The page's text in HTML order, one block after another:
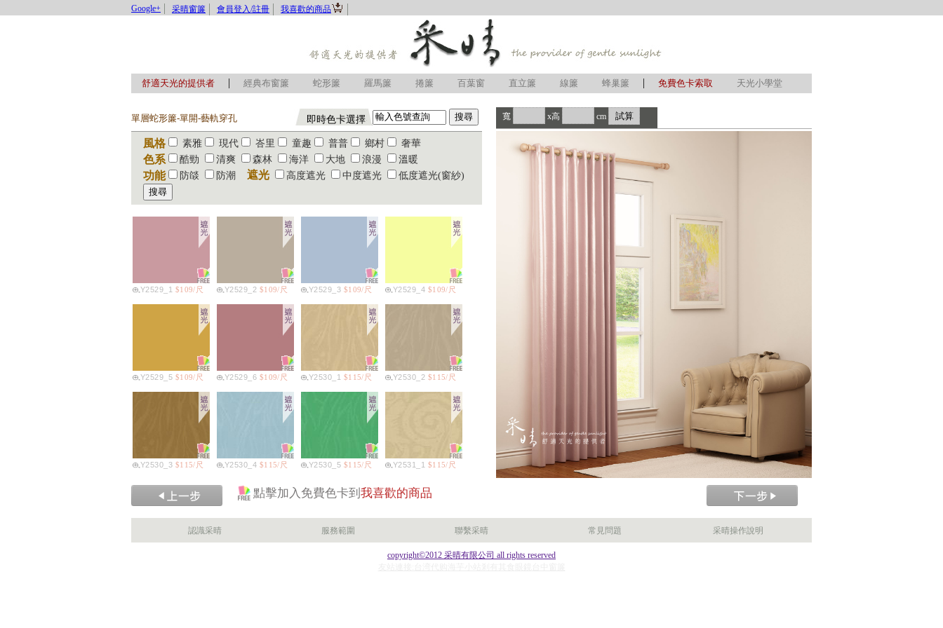
Google+ 采晴窗簾 會員登入/註冊 我喜歡的商品
舒適天光的提供者 | 經典布窗簾 蛇形簾 羅馬簾 捲簾 百葉窗 直立簾 線簾 蜂巢簾 | 免費色卡索取 天光小學堂
單層蛇形簾-單開-藝軌穿孔 即時色卡選擇 寬 x高 cm
風格 素雅 現代 峇里 童趣 普普 鄉村 奢華
色系 酷勁 清爽 森林 海洋 大地 浪漫 溫暖
功能 防燄 防潮 遮光 高度遮光 中度遮光 低度遮光(窗紗)
Y2529_1 $109/尺 Y2529_2 $109/尺 Y2529_3 $109/尺 Y2529_4 $109/尺
Y2529_5 $109/尺 Y2529_6 $109/尺 Y2530_1 $115/尺 Y2530_2 $115/尺
Y2530_3 $115/尺 Y2530_4 $115/尺 Y2530_5 $115/尺 Y2531_1 $115/尺
Y2531_5$115/尺
點擊加入免費色卡到 我喜歡的商品
認識采晴 服務範圍 聯繫采晴 常見問題 采晴操作說明
copyright©2012 采晴有限公司 all rights reserved